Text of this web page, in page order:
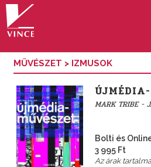
MŰVÉSZET > IZMUSOK
MARK TRIBE -
Bolti és
3 995 Ft
Az árak